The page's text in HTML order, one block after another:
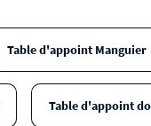
Table d'appoint Manguier
Table d'appoint